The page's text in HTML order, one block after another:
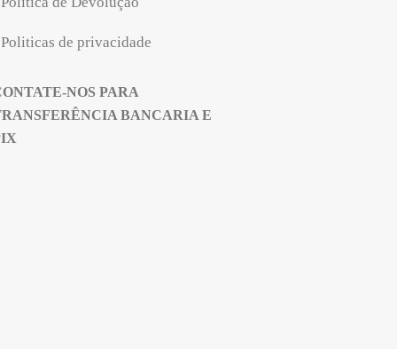
Politicas de privacidade
NOS PARA
BANCARIA E